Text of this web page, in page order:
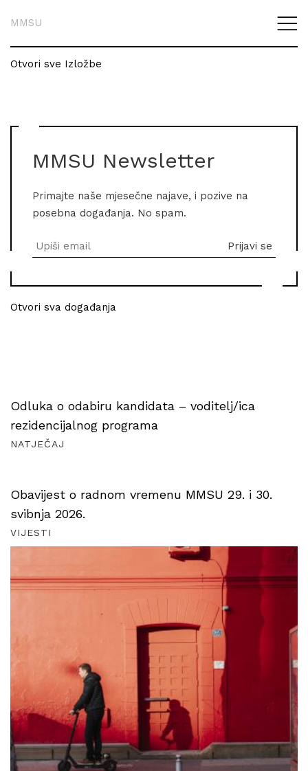
MMSU
Otvori sve Izložbe
MMSU Newsletter
Primajte naše mjesečne najave, i pozive na
posebna događanja. No spam.
Otvori sva događanja
Odluka o odabiru kandidata – voditelj/ica
rezidencijalnog programa
NATJEČAJ
Obavijest o radnom vremenu MMSU 29. i 30.
svibnja 2026.
VIJESTI